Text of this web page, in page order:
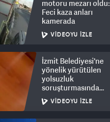
motoru mezarı oldu:
Feci kaza anları
kamerada
VIDEOYU İZLE
İzmit Belediyesi'ne
yönelik yürütülen
yolsuzluk
soruşturmasında
rüşvet görüntüleri
ortaya çıktı
VIDEOYU İZLE